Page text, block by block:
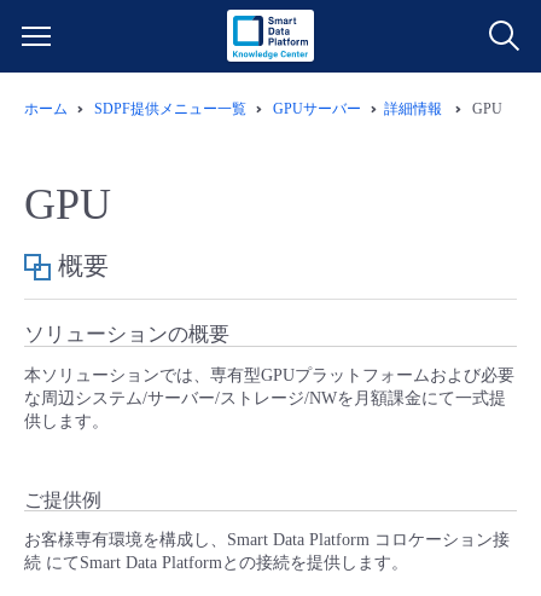
サービス一覧
クラウド/サーバー
ネットワーク
IoT
サポート
よくある質問
データ利活用
クラウド/サーバー
ネットワーク
モニタリング/監査
料金情報
料金シミュレーター
データ利活用
ネットワーク
ご利用開始ガイド
■ 管理機能
■ セットアップガイド
ユースケース
- セキュリティ・監査
サービス稼働状況
ホーム SDPF提供メニュー一覧 GPUサーバー 詳細情報 GPU
GPU
概要
ソリューションの概要
本ソリューションでは、専有型GPUプラットフォームおよび必要
な周辺システム/サーバー/ストレージ/NWを月額課金にて一式提
供します。
ご提供例
お客様専有環境を構成し、Smart Data Platform コロケーション接
続 にてSmart Data Platformとの接続を提供します。